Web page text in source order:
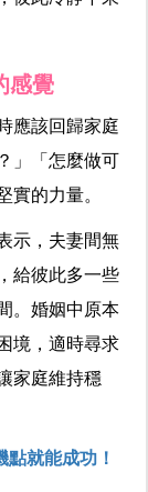
感覺
應該回歸家庭
」「怎麼做可
實的力量。
示，夫妻間無
給彼此多一些
。婚姻中原本
境，適時尋求
家庭維持穩
就能成功！